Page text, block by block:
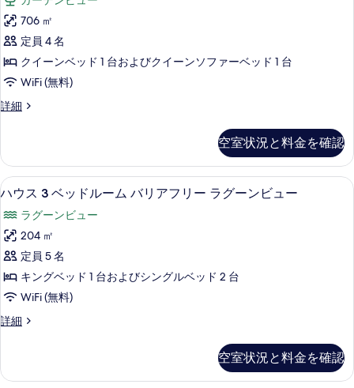
室
の
り
込
み
ッ
ク
ス
キ
ビ
の
す
べ
て
の
写
真
を
表
る
706 ㎡
定員 4 名
クイーンベッド 1 台およびクイーンソファーベッド 1 台
WiFi (無料)
詳細
デ
ス
キ
ャ
ン
の
詳
細
空室状況と料金を確認
ハ
ス
3
ベ
ッ
ド
ル
ム
ハウス 3 ベッドルーム バリアフリー
10
ハウス 3 ベッドルーム バリアフリー ラグーンビュー
ラグーンビュー
204 ㎡
定員 5 名
キングベッド 1 台およびシングルベッド 2 台
WiFi (無料)
詳細
ハ
ベ
空室状況と料金を確認